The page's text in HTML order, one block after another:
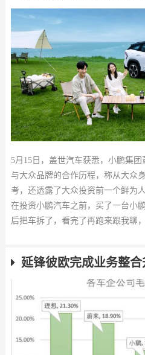
5月15日，盖世汽车获悉，小鹏集团
与大众品牌的合作历程，称从大众
考，还透露了大众投资前一个鲜为
在投资小鹏汽车之前，买了一台小
后把车拆了，看完了再跑来跟我聊
延锋彼欧完成业务整合